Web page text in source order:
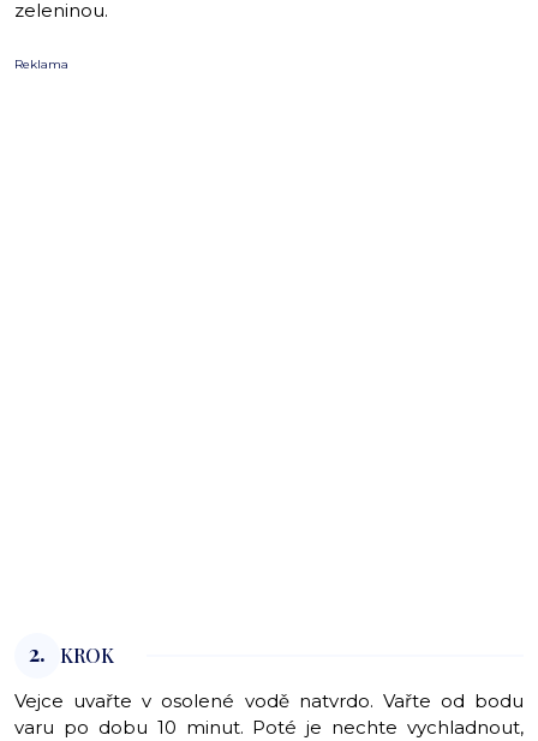
zeleninou.
Reklama
2. KROK
Vejce uvařte v osolené vodě natvrdo. Vařte od bodu
varu po dobu 10 minut. Poté je nechte vychladnout,